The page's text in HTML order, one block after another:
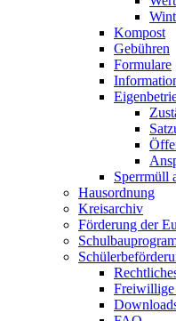
Kompost
Gebühren
Formulare
Sperrmüll
Hausordnung
Kreisarchiv
Förderung der
Freiwillige